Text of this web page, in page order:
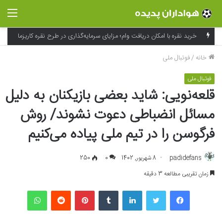
فراتر از لوگو؛ جادوی شخصی‌سازی و بسته‌بندی در خلق تجربه به یاد ماندنی برند
خانه /فوتبال ملی
فوتبال ملی
قلعه‌نویی: شاید بعضی بازیکنان به دلیل
مسائل انضباطی دعوت نشوند/ روش
فرگوسن را در تیم ملی پیاده می‌کنیم
padidefans 8 شهریور, 1402 0
250
زمان تقریبی مطالعه 3 دقیقه
فیسبوک لینکداین پینتریست